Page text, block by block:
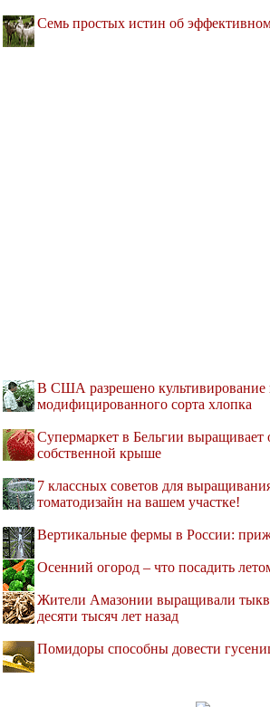
Семь простых истин об эффективном
В США разрешено культивирование
модифицированного сорта хлопка
Супермаркет в Бельгии выращивает
собственной крыше
7 классных советов для
томатодизайн на вашем участке!
Вертикальные фермы в России:
Осенний огород – что посадить
Жители Амазонии выращивали
десяти тысяч лет назад
Помидоры способны довести